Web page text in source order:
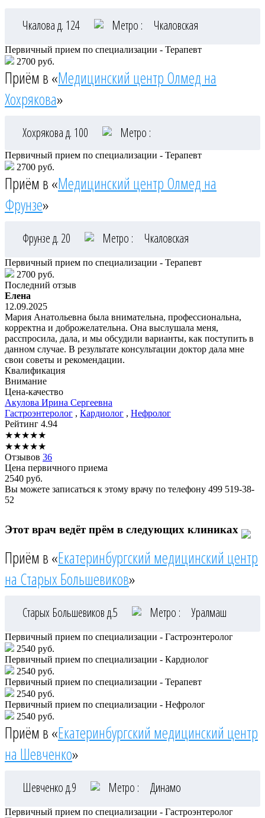
Чкалова д. 124 Метро : Чкаловская
Первичный прием по специализации - Терапевт
2700 руб.
Приём в «Медицинский центр Олмед на
Хохрякова»
Хохрякова д. 100 Метро :
Первичный прием по специализации - Терапевт
2700 руб.
Приём в «Медицинский центр Олмед на
Фрунзе»
Фрунзе д. 20 Метро : Чкаловская
Первичный прием по специализации - Терапевт
2700 руб.
Последний отзыв
Елена
12.09.2025
Мария Анатольевна была внимательна, профессиональна,
корректна и доброжелательна. Она выслушала меня,
расспросила, дала, и мы обсудили варианты, как поступить в
данном случае. В результате консультации доктор дала мне
свои советы и рекомендации.
Квалификация
Внимание
Цена-качество
Акулова Ирина Сергеевна
Гастроэнтеролог , Кардиолог , Нефролог
Рейтинг 4.94
★★★★★
★★★★★
Отзывов 36
Цена первичного приема
2540 руб.
Вы можете записаться к этому врачу по телефону 499 519-38-
52
Этот врач ведёт прём в следующих клиниках
Приём в «Екатеринбургский медицинский центр
на Старых Большевиков»
Старых Большевиков д.5 Метро : Уралмаш
Первичный прием по специализации - Гастроэнтеролог
2540 руб.
Первичный прием по специализации - Кардиолог
2540 руб.
Первичный прием по специализации - Терапевт
2540 руб.
Первичный прием по специализации - Нефролог
2540 руб.
Приём в «Екатеринбургский медицинский центр
на Шевченко»
Шевченко д.9 Метро : Динамо
Первичный прием по специализации - Гастроэнтеролог